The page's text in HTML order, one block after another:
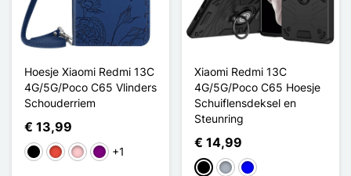
Hoesje Xiaomi Redmi 13C
4G/5G/Poco C65 Vlinders
Schouderriem
€ 13,99
ZwartRoodRozePurper
+1
Xiaomi Redmi 13C
4G/5G/Poco C65 Hoesje
Schuiflensdeksel en
Steunring
€ 14,99
ZwartGrijsBlauw